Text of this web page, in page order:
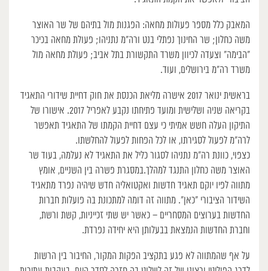
המאבק כלל מספר פעולות מחאה: הפגנות מול בתיהם של שר האוצר
משה כחלון; שר החינוך נפתלי בנט ורה”מ נתניהו; פעולת מחאה בכיכר
“הבימה” וצעדה לכיוון משרד התקשורת בתל אביב; פעולת מחאה מול
משרד רה”מ בירושלים, ועוד.
בראשית ינואר 2017 אישרה מליאת הכנסת את חוק דחיית שידורי התאגיד
בקריאה שניה ושלישית ומועד פתיחתו נקבע לאפריל 2017. אישורו של
התיקון העלה חשש אמיתי כי עצם דחיית הקמתו של התאגיד תאפשר
לרה”מ לפעול לסגירתו, או לכל הפחות לפעול להחלשתו.
כצפוי, כוונת רה”מ נתניהו לסגור כליל את התאגיד לא נעלמה, בעוד שר
האוצר משה כחלון התנגד למהלך.במסגרת פשרה בין השניים, אומץ
מתווה לפיו יוקם תאגיד חדשות ואקטואליה חדש שיהיה נפרד מתאגיד
השידור הציבורי “כאן”. מתווה זה דומה למתכונת בה פועלות חברות
החדשות בערוצים המסחריים – כאשר יש שתי זכייניות, קשת ורשת,
וחברת החדשות הנמצאת בבעלותן היא יחידה נפרדת.
על אף שהמתווה לא פגע בתקציב הפקות המקור, החיבור בין הרשות